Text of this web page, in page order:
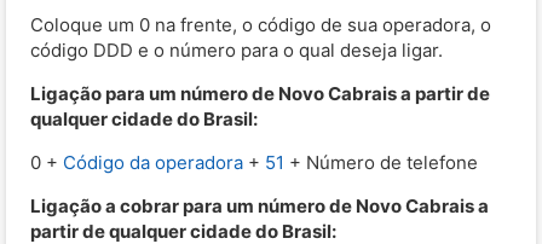
Coloque um 0 na frente, o código de sua operadora, o
código DDD e o número para o qual deseja ligar.
Ligação para um número de Novo Cabrais a partir de
qualquer cidade do Brasil:
0 + Código da operadora + 51 + Número de telefone
Ligação a cobrar para um número de Novo Cabrais a
partir de qualquer cidade do Brasil: